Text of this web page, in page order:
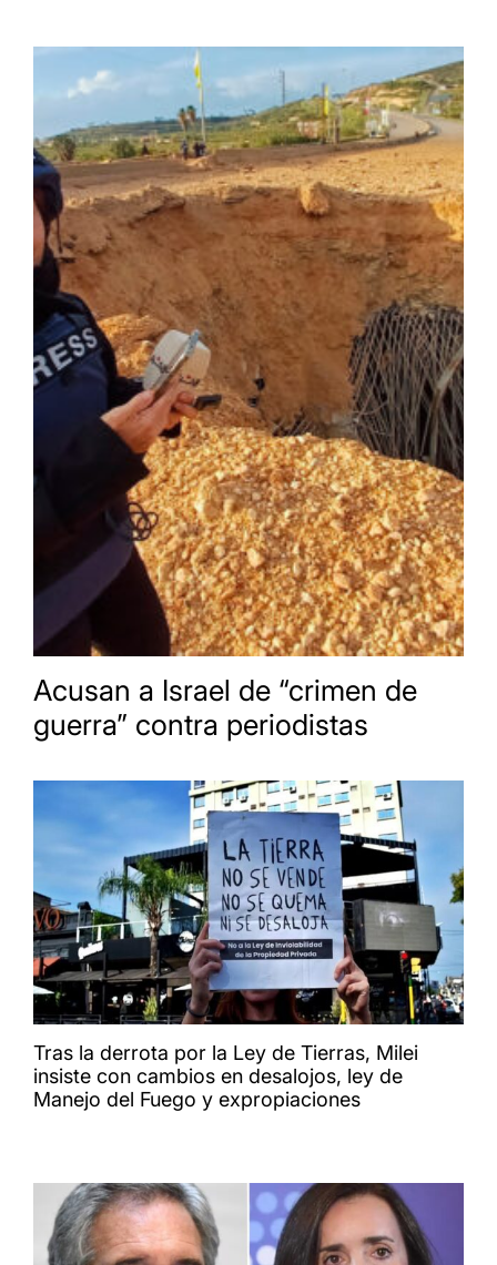
Acusan a Israel de “crimen de
guerra” contra periodistas
Tras la derrota por la Ley de Tierras, Milei
insiste con cambios en desalojos, ley de
Manejo del Fuego y expropiaciones